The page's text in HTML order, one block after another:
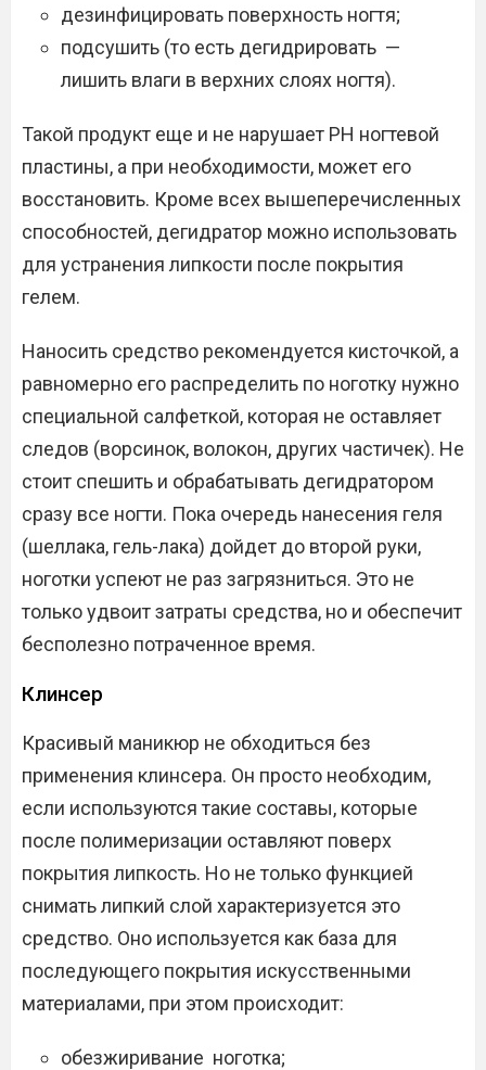
дезинфицировать поверхность ногтя;
подсушить (то есть дегидрировать —
лишить влаги в верхних слоях ногтя).
Такой продукт еще и не нарушает РН ногтевой
пластины, а при необходимости, может его
восстановить. Кроме всех вышеперечисленных
способностей, дегидратор можно использовать
для устранения липкости после покрытия
гелем.
Наносить средство рекомендуется кисточкой, а
равномерно его распределить по ноготку нужно
специальной салфеткой, которая не оставляет
следов (ворсинок, волокон, других частичек). Не
стоит спешить и обрабатывать дегидратором
сразу все ногти. Пока очередь нанесения геля
(шеллака, гель-лака) дойдет до второй руки,
ноготки успеют не раз загрязниться. Это не
только удвоит затраты средства, но и обеспечит
бесполезно потраченное время.
Клинсер
Красивый маникюр не обходиться без
применения клинсера. Он просто необходим,
если используются такие составы, которые
после полимеризации оставляют поверх
покрытия липкость. Но не только функцией
снимать липкий слой характеризуется это
средство. Оно используется как база для
последующего покрытия искусственными
материалами, при этом происходит:
обезжиривание ноготка;